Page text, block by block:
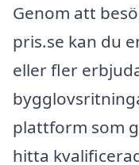
Genom att
pris.se kan du
eller fler
plattform som
hitta